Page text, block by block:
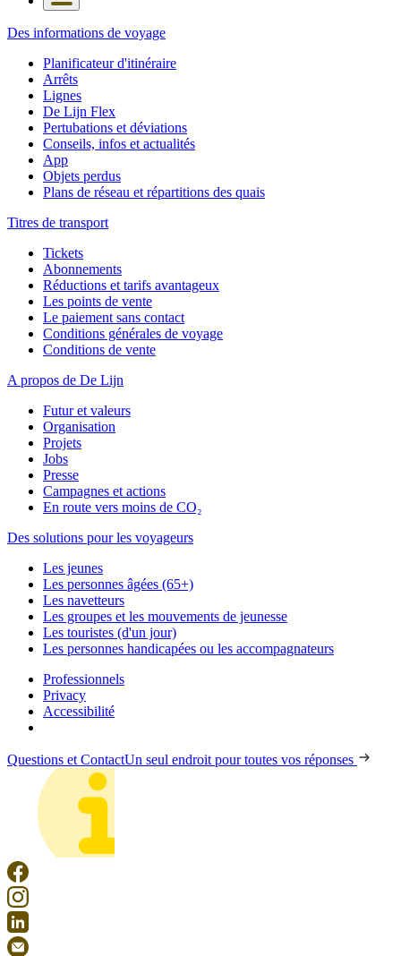
Des informations de voyage
Planificateur d'itinéraire
Arrêts
Lignes
De Lijn Flex
Pertubations et déviations
Conseils, infos et actualités
App
Objets perdus
Plans de réseau et répartitions des quais
Titres de transport
Tickets
Abonnements
Réductions et tarifs avantageux
Les points de vente
Le paiement sans contact
Conditions générales de voyage
Conditions de vente
A propos de De Lijn
Futur et valeurs
Organisation
Projets
Jobs
Presse
Campagnes et actions
En route vers moins de CO₂
Des solutions pour les voyageurs
Les jeunes
Les personnes âgées (65+)
Les navetteurs
Les groupes et les mouvements de jeunesse
Les touristes (d'un jour)
Les personnes handicapées ou les accompagnateurs
Professionnels
Privacy
Accessibilité
Questions et ContactUn seul endroit pour toutes vos réponses